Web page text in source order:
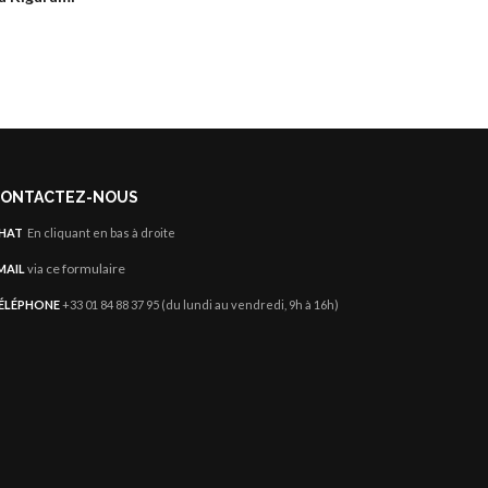
NOUS
En cliquant en bas à droite
via ce formulaire
+33 01 84 88 37 95 (du lundi au vendredi, 9h à 16h)